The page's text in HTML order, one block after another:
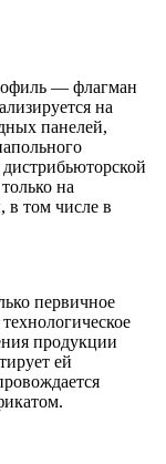
— флагман
на
панелей,
на
в том числе в
первичное
продукции
ей